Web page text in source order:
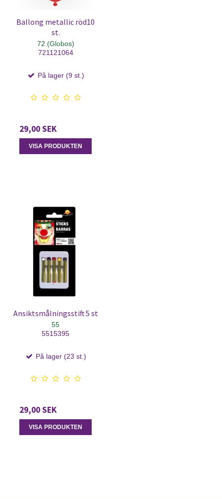
Ballong metallic röd10
st.
72 (Globos)
721121064
På lager (9 st.)
29,00 SEK
VISA PRODUKTEN
Ansiktsmålningsstift 5 st
55
5515395
På lager (23 st.)
29,00 SEK
VISA PRODUKTEN